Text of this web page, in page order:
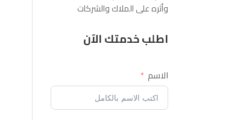
وأثره على الملاك والشركات
اطلب خدمتك الآن
الاسم